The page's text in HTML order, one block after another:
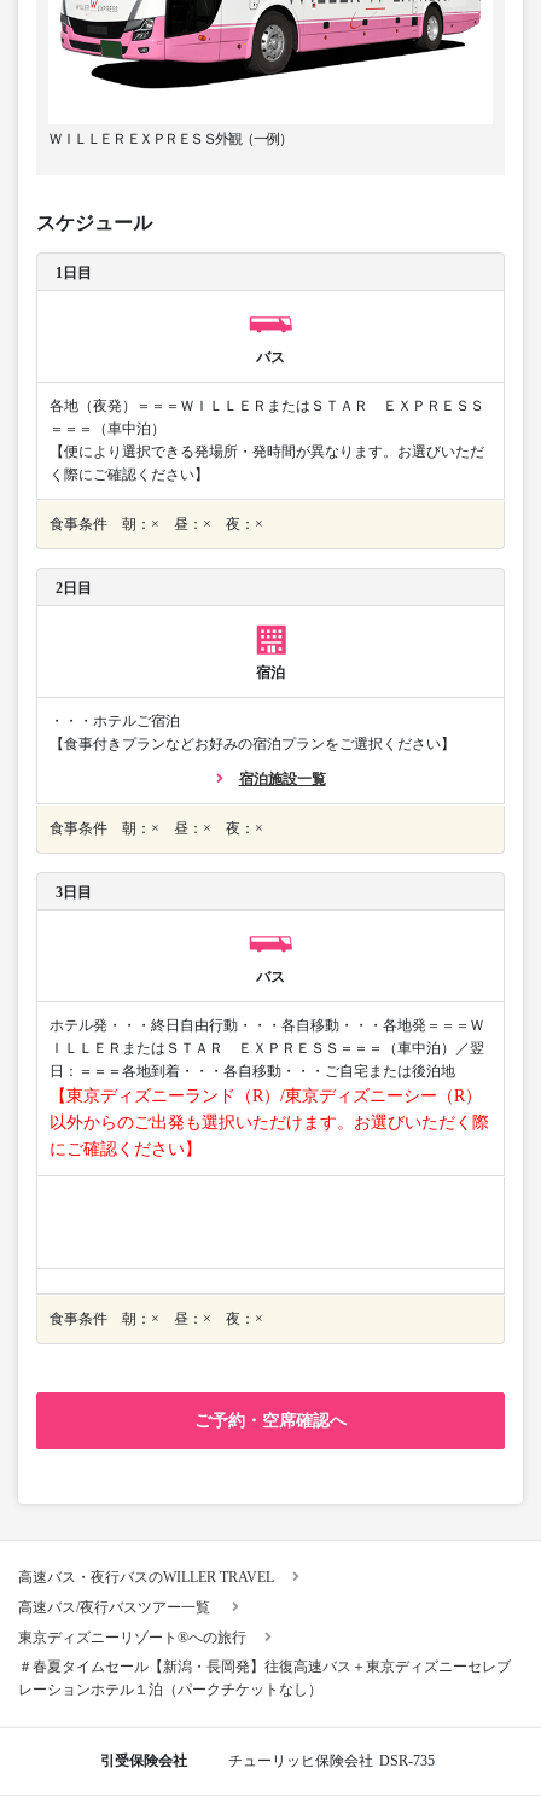
ＷＩＬＬＥＲ ＥＸＰＲＥＳＳ外観（一例）
スケジュール
1日目
バス
各地（夜発）＝＝＝ＷＩＬＬＥＲまたはＳＴＡＲ ＥＸＰＲＥＳＳ
＝＝＝（車中泊）
【便により選択できる発場所・発時間が異なります。お選びいただ
く際にご確認ください】
食事条件 朝：× 昼：× 夜：×
2日目
宿泊
・・・ホテルご宿泊
【食事付きプランなどお好みの宿泊プランをご選択ください】
宿泊施設一覧
食事条件 朝：× 昼：× 夜：×
3日目
バス
ホテル発・・・終日自由行動・・・各自移動・・・各地発＝＝＝Ｗ
ＩＬＬＥＲまたはＳＴＡＲ ＥＸＰＲＥＳＳ＝＝＝（車中泊）／翌
日：＝＝＝各地到着・・・各自移動・・・ご自宅または後泊地
【東京ディズニーランド（R）/東京ディズニーシー（R）
以外からのご出発も選択いただけます。お選びいただく際
にご確認ください】
食事条件 朝：× 昼：× 夜：×
ご予約・空席確認へ
高速バス・夜行バスのWILLER TRAVEL
高速バス/夜行バスツアー一覧
東京ディズニーリゾート®への旅行
＃春夏タイムセール【新潟・長岡発】往復高速バス＋東京ディズニーセレブ
レーションホテル１泊（パークチケットなし）
引受保険会社 チューリッヒ保険会社 DSR-735